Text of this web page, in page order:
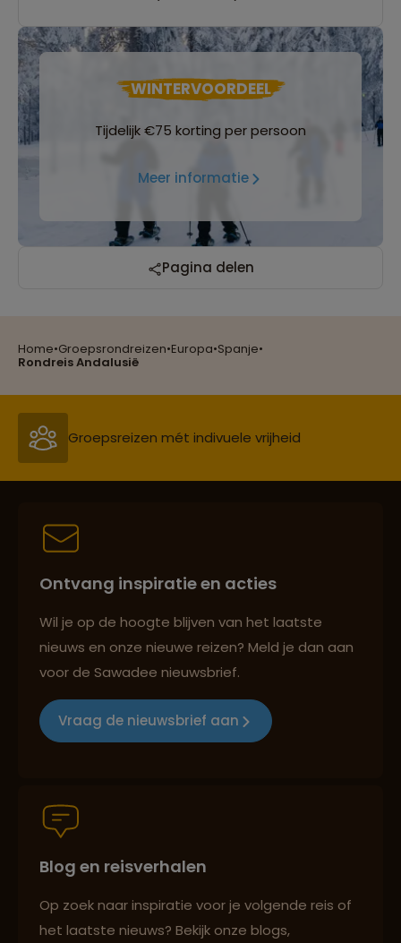
Home•Groepsrondreizen•Europa•Spanje•
Rondreis Andalusië
WINTERVOORDEEL
Tijdelijk €75 korting per persoon
Meer informatie
Pagina delen
Reizen met oog voor mens, cultuur en milieu
Groepsreizen mét indivuele vrijheid
Persoonlijk en deskundig reisadvies
Reizen met oog voor mens, cultuur en milieu
Persoonlijk en deskundig reisadvies
Ontvang inspiratie en acties
Wil je op de hoogte blijven van het laatste
nieuws en onze nieuwe reizen? Meld je dan aan
voor de Sawadee nieuwsbrief.
Vraag de nieuwsbrief aan
Blog en reisverhalen
Op zoek naar inspiratie voor je volgende reis of
het laatste nieuws? Bekijk onze blogs,